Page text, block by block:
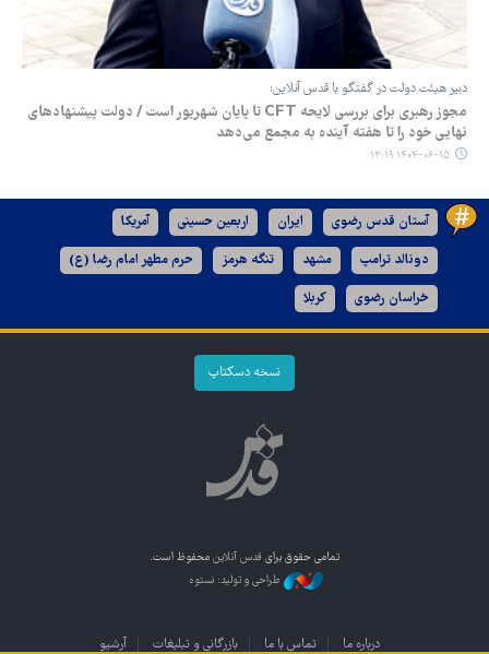
دبیر هیئت دولت در گفتگو با قدس آنلاین:
مجوز رهبری برای بررسی لایحه CFT تا پایان شهریور است / دولت پیشنهادهای
نهایی خود را تا هفته آینده به مجمع می‌دهد
۱۴۰۴-۰۶-۱۵ ۱۳:۱۹
آستان قدس رضوی ایران اربعین حسینی آمریکا
دونالد ترامپ مشهد تنگه هرمز حرم مطهر امام رضا (ع)
خراسان رضوی کربلا
نسخه دسکتاپ
تمامی حقوق برای قدس آنلاین محفوظ است.
طراحی و تولید: نستوه
درباره ما تماس با ما بازرگانی و تبلیغات آرشیو